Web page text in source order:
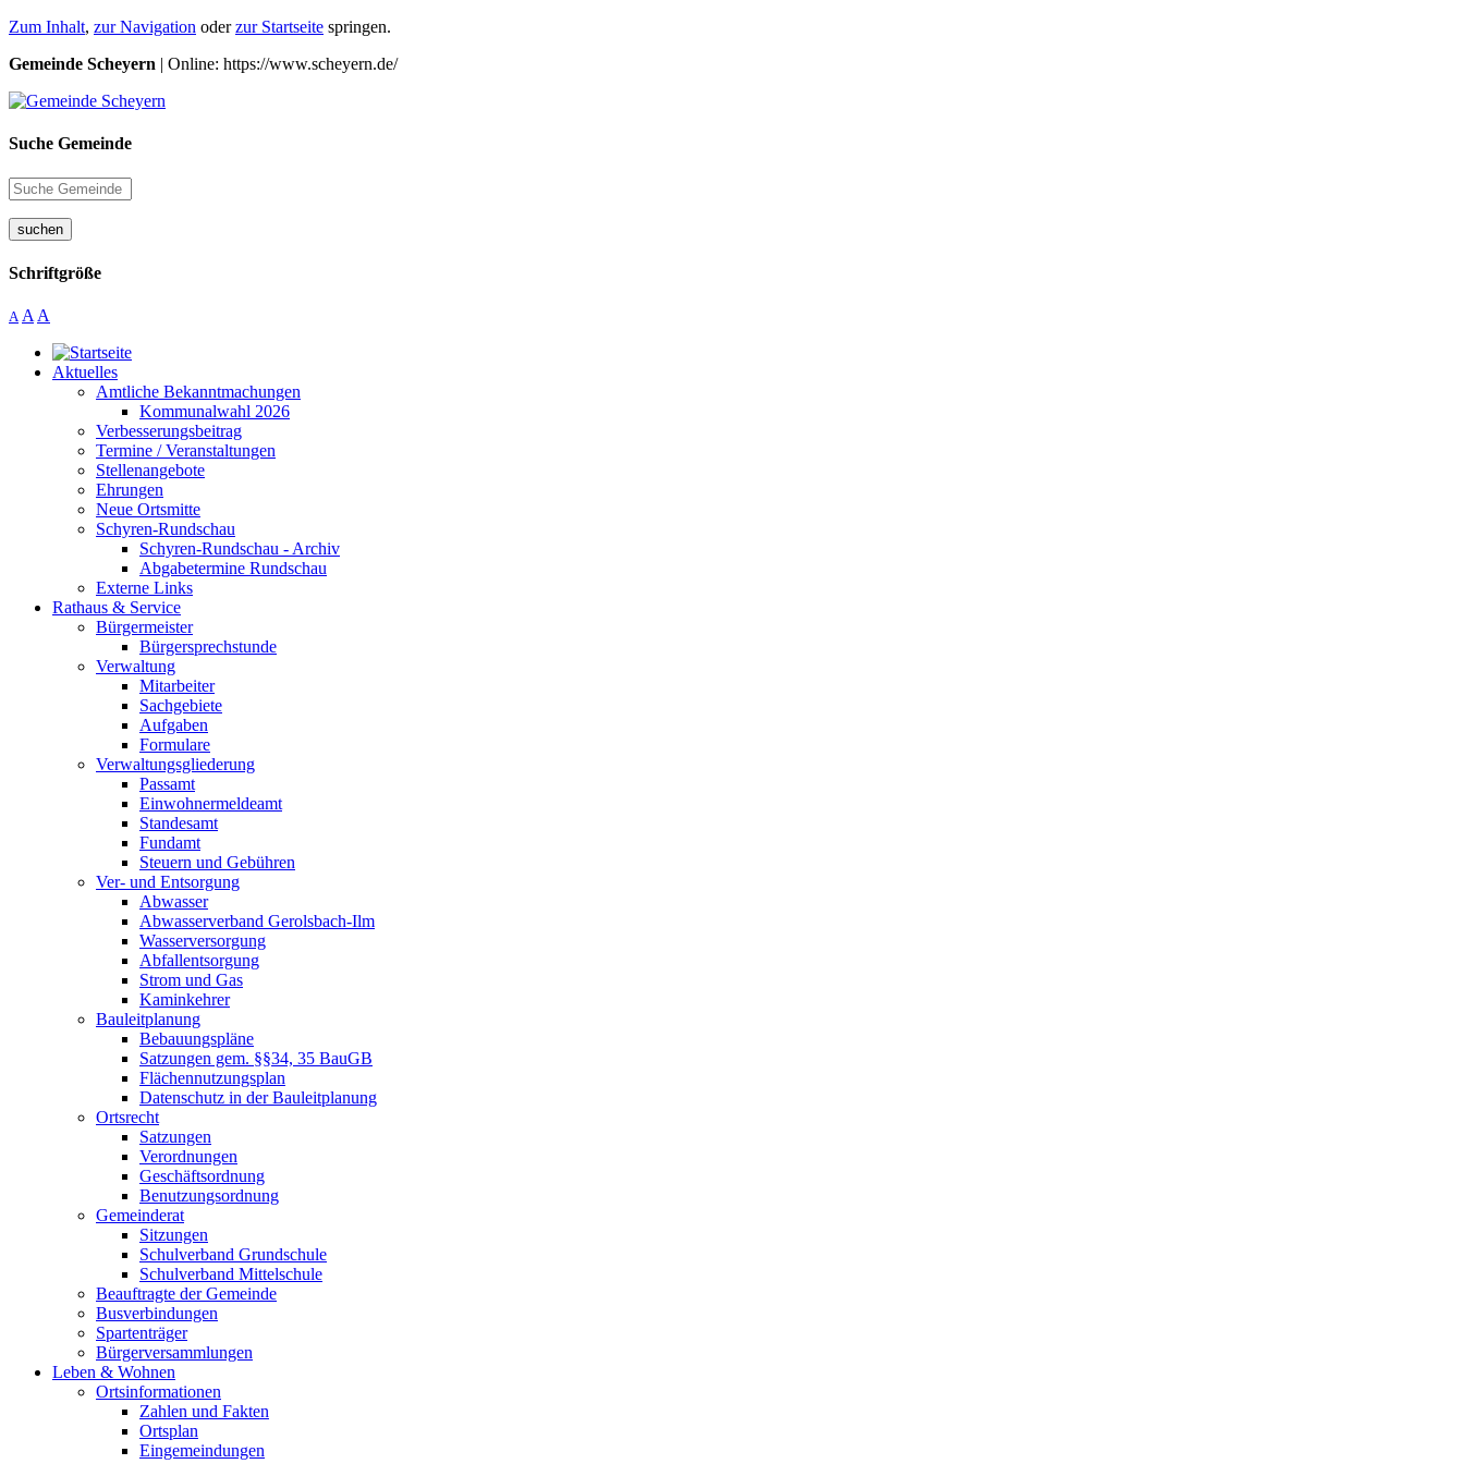
Zum Inhalt, zur Navigation oderzur Startseite springen.
Gemeinde Scheyern | Online: https://www.scheyern.de/
Suche Gemeinde
suchen
Schriftgröße
A A A
Aktuelles
Amtliche Bekanntmachungen
Kommunalwahl 2026
Verbesserungsbeitrag
Termine / Veranstaltungen
Stellenangebote
Ehrungen
Neue Ortsmitte
Schyren-Rundschau
Schyren-Rundschau - Archiv
Abgabetermine Rundschau
Externe Links
Rathaus & Service
Bürgermeister
Bürgersprechstunde
Verwaltung
Mitarbeiter
Sachgebiete
Aufgaben
Formulare
Verwaltungsgliederung
Passamt
Einwohnermeldeamt
Standesamt
Fundamt
Steuern und Gebühren
Ver- und Entsorgung
Abwasser
Abwasserverband Gerolsbach-Ilm
Wasserversorgung
Abfallentsorgung
Strom und Gas
Kaminkehrer
Bauleitplanung
Bebauungspläne
Satzungen gem. §§34, 35 BauGB
Flächennutzungsplan
Datenschutz in der Bauleitplanung
Ortsrecht
Satzungen
Verordnungen
Geschäftsordnung
Benutzungsordnung
Gemeinderat
Sitzungen
Schulverband Grundschule
Schulverband Mittelschule
Beauftragte der Gemeinde
Busverbindungen
Spartenträger
Bürgerversammlungen
Leben & Wohnen
Ortsinformationen
Zahlen und Fakten
Ortsplan
Eingemeindungen